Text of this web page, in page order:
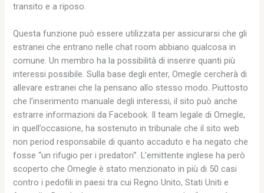
transito e a riposo.
Questa funzione può essere utilizzata per assicurarsi che gli
estranei che entrano nelle chat room abbiano qualcosa in
comune. Un membro ha la possibilità di inserire quanti più
interessi possibile. Sulla base degli enter, Omegle cercherà di
allevare estranei che la pensano allo stesso modo. Piuttosto
che l’inserimento manuale degli interessi, il sito può anche
estrarre informazioni da Facebook. Il team legale di Omegle,
in quell’occasione, ha sostenuto in tribunale che il sito web
non period responsabile di quanto accaduto e ha negato che
fosse “un rifugio per i predatori”. L’emittente inglese ha però
scoperto che Omegle è stato menzionato in più di 50 casi
contro i pedofili in paesi tra cui Regno Unito, Stati Uniti e